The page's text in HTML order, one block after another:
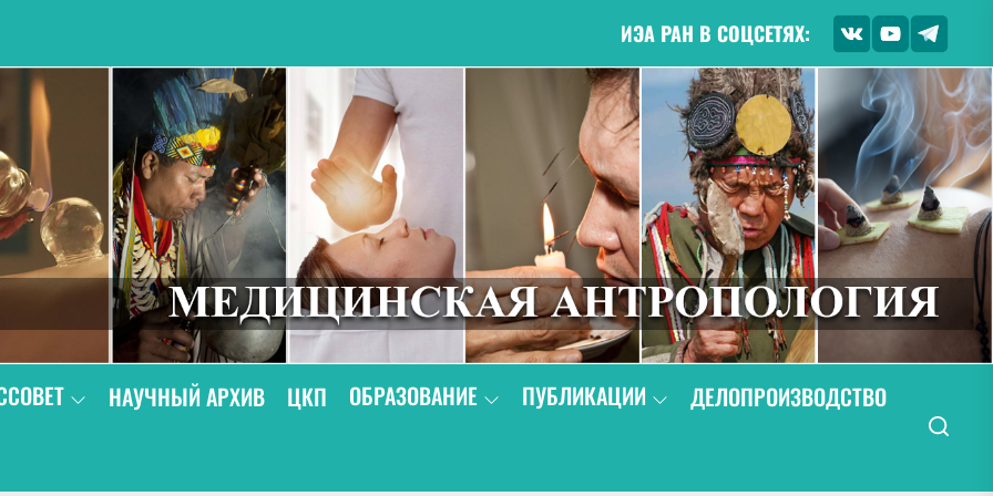
ИЭА РАН В СОЦСЕТЯХ:
НАУЧНЫЙ АРХИВ ЦКП ОБРАЗОВАНИЕ ПУБЛИКАЦИИ
ДЕЛОПРОИЗВОДСТВО